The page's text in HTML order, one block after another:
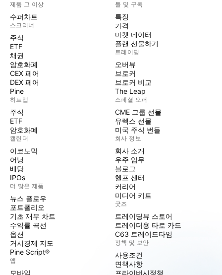
제품 그 이상
수퍼차트
스크리너
주식
ETF
채권
암호화폐
CEX 페어
DEX 페어
Pine
히트맵
주식
ETF
암호화폐
캘린더
이코노믹
어닝
배당
IPOs
더 많은 제품
뉴스 플로우
포트폴리오
기초 재무 차트
수익률 곡선
옵션
거시경제 지도
Pine Script®
앱
모바일
툴 및 구독
특징
가격
마켓 데이터
플랜 선물하기
트레이딩
오버뷰
브로커
브로커 비교
The Leap
스페셜 오퍼
CME 그룹 선물
유렉스 선물
미국 주식 번들
회사 정보
회사 소개
우주 임무
블로그
헬프 센터
커리어
미디어 키트
굿즈
트레이딩뷰 스토어
트레이더용 타로 카드
C63 트레이드타임
정책 및 보안
사용조건
면책사항
프라이버시정책